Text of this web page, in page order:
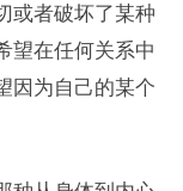
或者破坏了某种
望在任何关系中
因为自己的某个